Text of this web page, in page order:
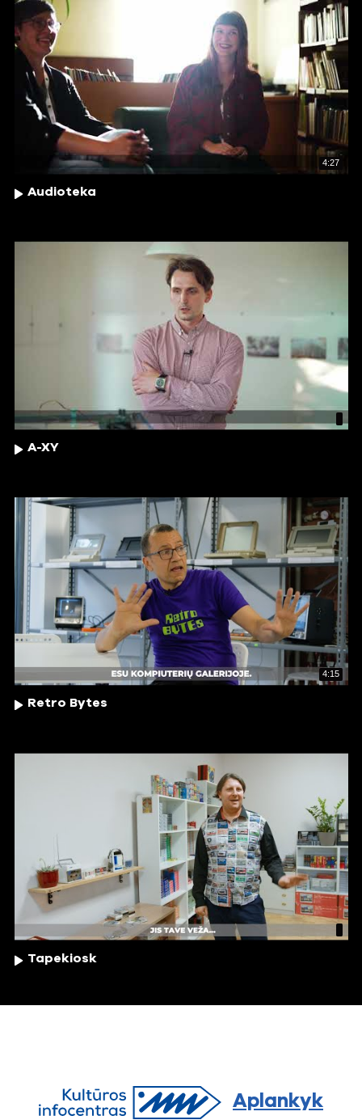
4:27
Audioteka
A-XY
4:15
Retro Bytes
Tapekiosk
Aplankyk